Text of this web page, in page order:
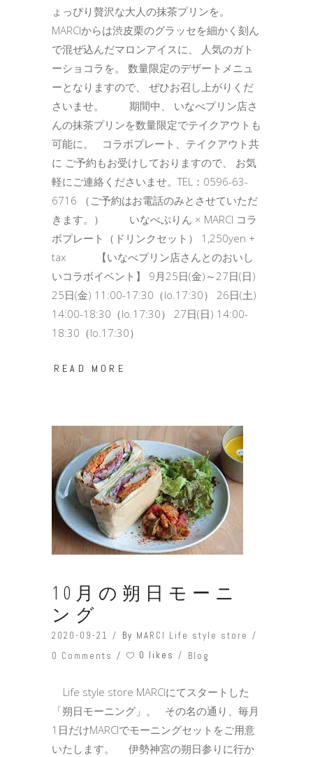
ょっぴり贅沢な大人の抹茶プリンを。
MARCIからは渋皮栗のグラッセを細かく刻ん
で混ぜ込んだマロンアイスに、 人気のガト
ーショコラを。 数量限定のデザートメニュ
ーとなりますので、 ぜひお召し上がりくだ
さいませ。 期間中、 いなべプリン店さ
んの抹茶プリンを数量限定でテイクアウトも
可能に。 コラボプレート、テイクアウト共
に ご予約もお受けしておりますので、 お気
軽にご連絡くださいませ。TEL：0596-63-
6716 （ご予約はお電話のみとさせていただ
きます。） いなべぷりん × MARCI コラ
ボプレート（ドリンクセット） 1,250yen +
tax 【いなべプリン店さんとのおいし
いコラボイベント】 9月25日(金)～27日(日)
25日(金) 11:00-17:30（lo.17:30） 26日(土)
14:00-18:30（lo.17:30） 27日(日) 14:00-
18:30（lo.17:30）
READ MORE
10月の朔日モーニ
ング
2020-09-21 By MARCI Life style store
0 Comments
0 likes Blog
Life style store MARCIにてスタートした
「朔日モーニング」。 その名の通り、毎月
1日だけMARCIでモーニングセットをご用意
いたします。 伊勢神宮の朔日参りに行か